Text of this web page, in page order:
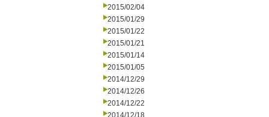
2015/02/04
2015/01/29
2015/01/22
2015/01/21
2015/01/14
2015/01/05
2014/12/29
2014/12/26
2014/12/22
2014/12/18